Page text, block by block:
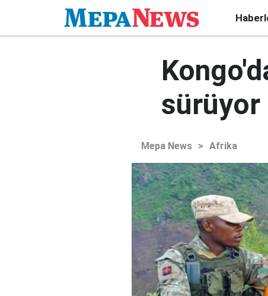
sürüyor
Mepa News > Afrika